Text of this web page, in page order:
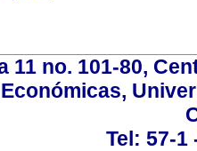
11 no. 101-80,
Tel: 57-1